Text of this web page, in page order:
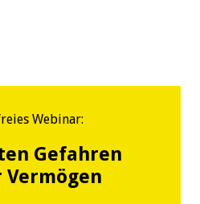
Webinar:
Gefahren